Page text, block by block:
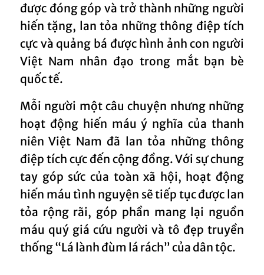
được đóng góp và trở thành những người
hiến tặng, lan tỏa những thông điệp tích
cực và quảng bá được hình ảnh con người
Việt Nam nhân đạo trong mắt bạn bè
quốc tế.
Mỗi người một câu chuyện nhưng những
hoạt động hiến máu ý nghĩa của thanh
niên Việt Nam đã lan tỏa những thông
điệp tích cực đến cộng đồng. Với sự chung
tay góp sức của toàn xã hội, hoạt động
hiến máu tình nguyện sẽ tiếp tục được lan
tỏa rộng rãi, góp phần mang lại nguồn
máu quý giá cứu người và tô đẹp truyền
thống “Lá lành đùm lá rách” của dân tộc.